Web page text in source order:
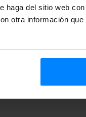
haga del sitio web
otra información